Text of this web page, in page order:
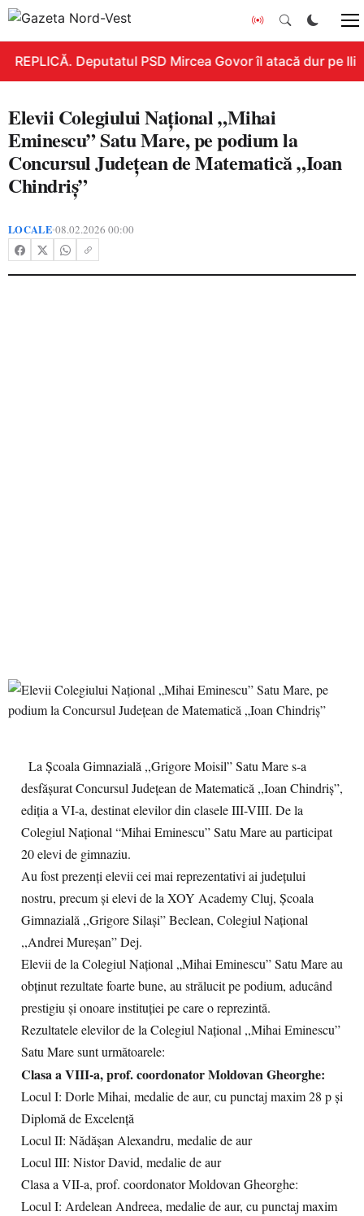
REPLICĂ. Deputatul PSD Mircea Govor îl atacă dur pe
Elevii Colegiului Național „Mihai
Eminescu” Satu Mare, pe podium la
Concursul Județean de Matematică „Ioan
Chindriș”
LOCALE•08.02.2026 00:00
La Școala Gimnazială ,,Grigore Moisil” Satu Mare s-a
desfășurat Concursul Județean de Matematică ,,Ioan Chindriș”,
ediția a VI-a, destinat elevilor din clasele III-VIII. De la
Colegiul Național “Mihai Eminescu” Satu Mare au participat
20 elevi de gimnaziu.
Au fost prezenți elevii cei mai reprezentativi ai județului
nostru, precum și elevi de la XOY Academy Cluj, Școala
Gimnazială ,,Grigore Silași” Beclean, Colegiul Național
,,Andrei Mureșan” Dej.
Elevii de la Colegiul Național „Mihai Eminescu” Satu Mare au
obținut rezultate foarte bune, au strălucit pe podium, aducând
prestigiu și onoare instituției pe care o reprezintă.
Rezultatele elevilor de la Colegiul Național ,,Mihai Eminescu”
Satu Mare sunt următoarele:
Clasa a VIII-a, prof. coordonator Moldovan Gheorghe:
Locul I: Dorle Mihai, medalie de aur, cu punctaj maxim 28 p și
Diplomă de Excelență
Locul II: Nădășan Alexandru, medalie de aur
Locul III: Nistor David, medalie de aur
Clasa a VII-a, prof. coordonator Moldovan Gheorghe:
Locul I: Ardelean Andreea, medalie de aur, cu punctaj maxim